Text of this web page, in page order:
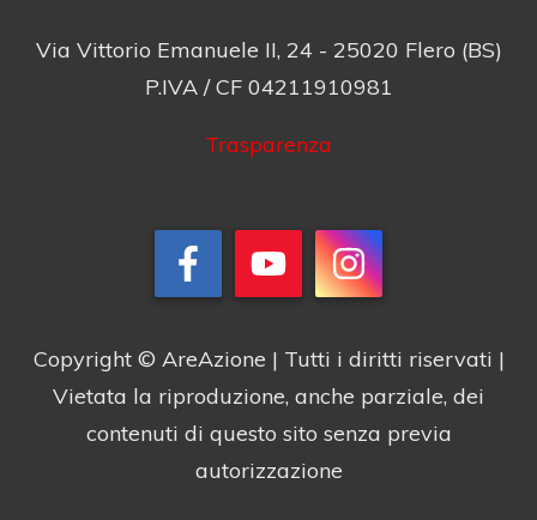
Via Vittorio Emanuele II, 24 - 25020 Flero (BS)
P.IVA / CF 04211910981
Trasparenza
Copyright © AreAzione | Tutti i diritti riservati |
Vietata la riproduzione, anche parziale, dei
contenuti di questo sito senza previa
autorizzazione